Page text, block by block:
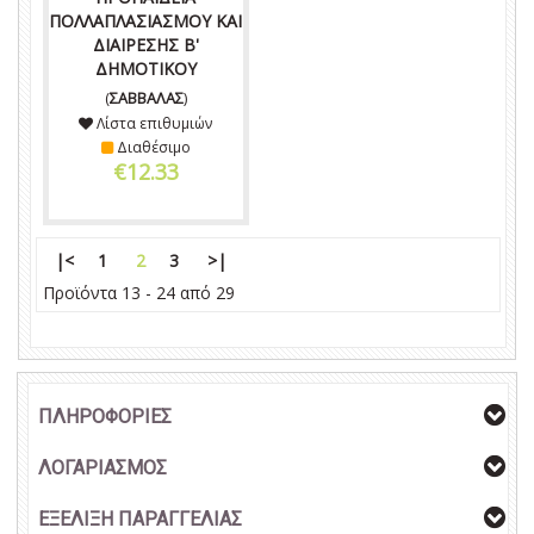
ΠΟΛΛΑΠΛΑΣΙΑΣΜΟΥ ΚΑΙ
ΔΙΑΙΡΕΣΗΣ Β'
ΔΗΜΟΤΙΚΟΥ
(ΣΑΒΒΑΛΑΣ)
Λίστα επιθυμιών
Διαθέσιμο
€12.33
|< 1 2 3
>|
Προϊόντα 13 - 24 από 29
ΠΛΗΡΟΦΟΡΙΕΣ
ΛΟΓΑΡΙΑΣΜΟΣ
ΕΞΕΛΙΞΗ ΠΑΡΑΓΓΕΛΙΑΣ